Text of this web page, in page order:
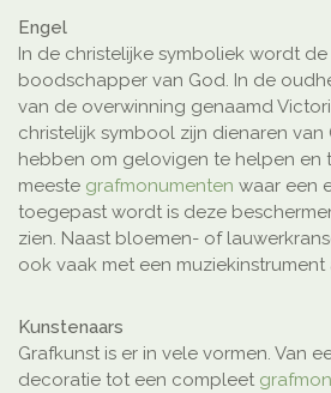
Engel
In de christelijke symboliek wordt
boodschapper van God. In de
van de overwinning genaamd
christelijk symbool zijn dienaren van
hebben om gelovigen te helpen en
meeste grafmonumenten waar een
toegepast wordt is deze
zien. Naast bloemen- of
ook vaak met een
Kunstenaars
Grafkunst is er in vele vormen. Van
decoratie tot een compleet